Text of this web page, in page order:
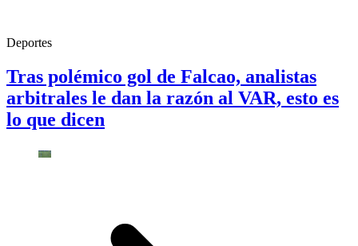
Deportes
Tras polémico gol de Falcao, analistas
arbitrales le dan la razón al VAR, esto es
lo que dicen